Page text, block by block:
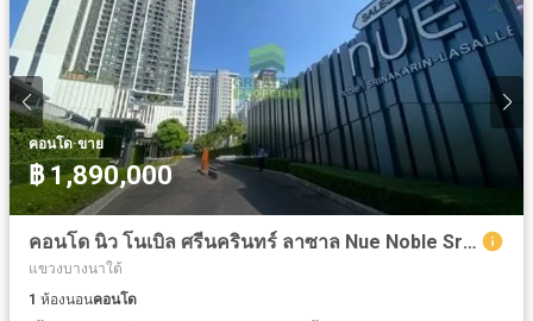
คอนโด·ขาย
฿ 1,890,000
คอนโด นิว โนเบิล ศรีนครินทร์ ลาซาล Nue Noble Srinakarin - Lasalle ขาย ให้เช่า ห้องชุดชั้น 10 เนื้อที่ 26.80 ตร.ม เฟอร์ครบ วิวสระว่ายน้ำ
แขวงบางนาใต้
1 ห้องนอนคอนโด